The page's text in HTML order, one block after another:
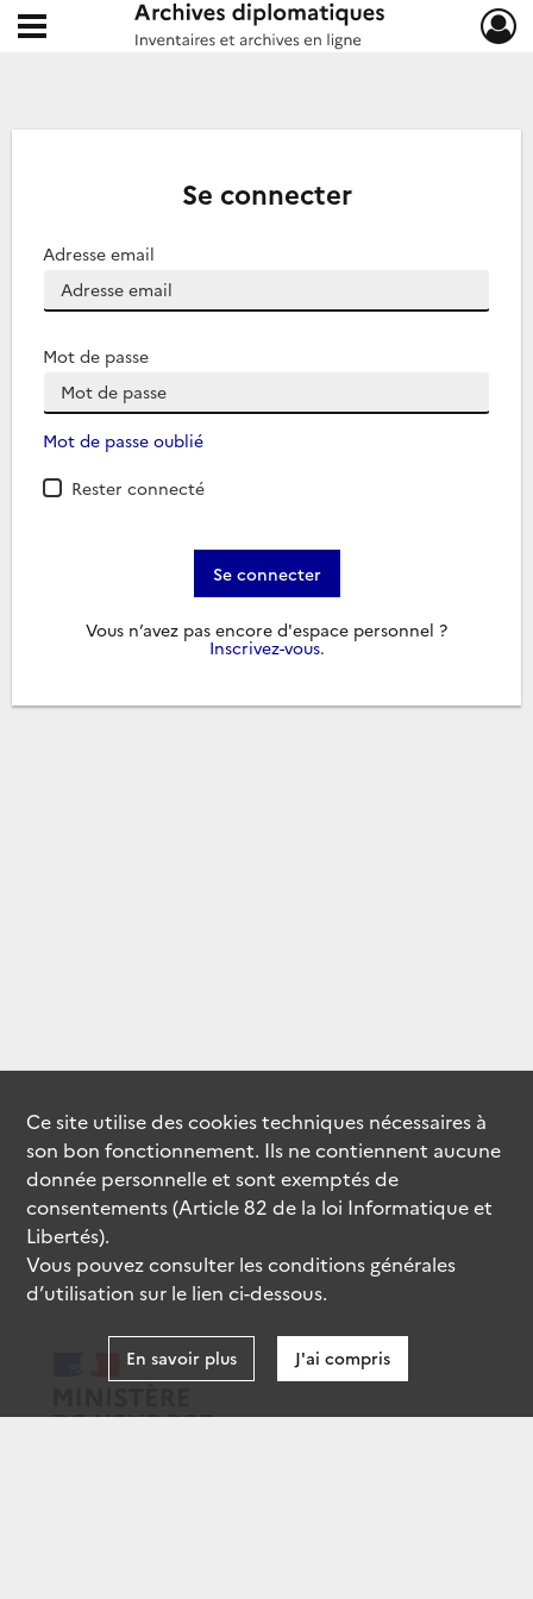
Archives diplomatiques
Ouvrir le menu déroulant
Se connecter
Adresse email
Mot de passe
Mot de passe oublié
Rester connecté
Se connecter
Vous n’avez pas encore d'espace personnel ?
Inscrivez-vous.
Ce site utilise descookiestechniques nécessaires à
son bon fonctionnement. Ils ne contiennent aucune
donnée personnelle et sont exemptés de
consentements (Article 82 de la loi Informatique et
Libertés).
Vous pouvez consulter les conditions générales
d’utilisation sur le lien ci-dessous.
En savoir plus J'ai compris